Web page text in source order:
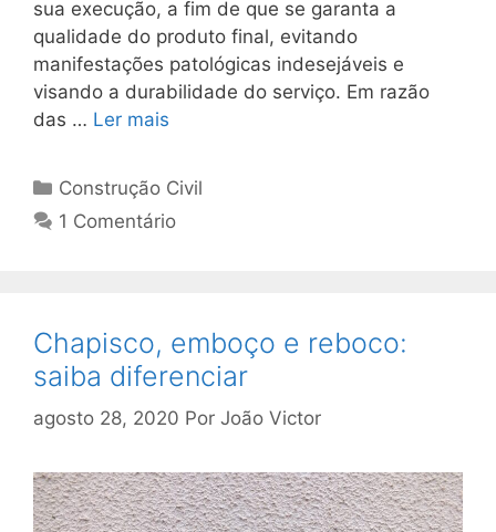
sua execução, a fim de que se garanta a
qualidade do produto final, evitando
manifestações patológicas indesejáveis e
visando a durabilidade do serviço. Em razão
das … Ler mais
Construção Civil
1 Comentário
Chapisco, emboço e reboco:
saiba diferenciar
agosto 28, 2020 Por João Victor